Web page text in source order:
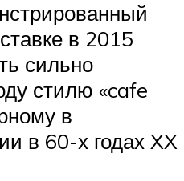
в 2015
сильно
стилю «cafe
в
в 60-х годах XX